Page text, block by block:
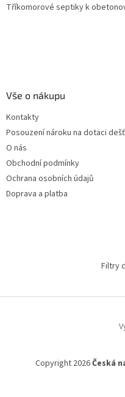
Tříkomorové septiky k
Vše o nákupu
Kontakty
Posouzení nároku na dotaci
O nás
Obchodní podmínky
Ochrana osobních údajů
Doprava a platba
Filtry
Copyright 2026Česká